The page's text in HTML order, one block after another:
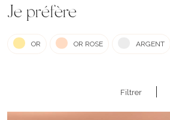
cadeau pour la Fête des Mères. Explorez
personnaliséset trouvez celui qui correspond
en lui offrant un bijou qui symbolise votre
Je préfère
Filtrer
OR OR ROSE ARGENT